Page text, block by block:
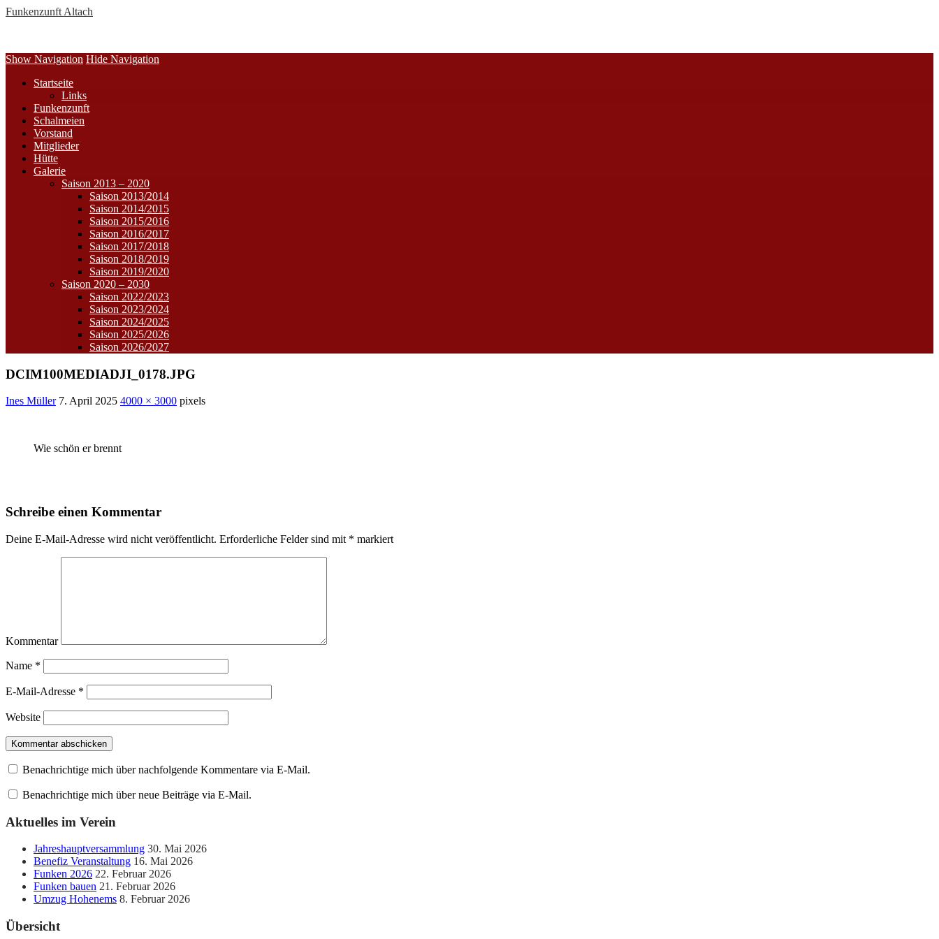
Funkenzunft Altach
Show Navigation Hide Navigation
Startseite
Links
Funkenzunft
Schalmeien
Vorstand
Mitglieder
Hütte
Galerie
Saison 2013 – 2020
Saison 2013/2014
Saison 2014/2015
Saison 2015/2016
Saison 2016/2017
Saison 2017/2018
Saison 2018/2019
Saison 2019/2020
Saison 2020 – 2030
Saison 2022/2023
Saison 2023/2024
Saison 2024/2025
Saison 2025/2026
Saison 2026/2027
DCIM100MEDIADJI_0178.JPG
Ines Müller 7. April 2025 4000 × 3000 pixels
Wie schön er brennt
Schreibe einen Kommentar
Deine E-Mail-Adresse wird nicht veröffentlicht. Erforderliche Felder sind mit * markiert
Kommentar
Name *
E-Mail-Adresse *
Website
Benachrichtige mich über nachfolgende Kommentare via E-Mail.
Benachrichtige mich über neue Beiträge via E-Mail.
Aktuelles im Verein
Jahreshauptversammlung 30. Mai 2026
Benefiz Veranstaltung 16. Mai 2026
Funken 2026 22. Februar 2026
Funken bauen 21. Februar 2026
Umzug Hohenems 8. Februar 2026
Übersicht